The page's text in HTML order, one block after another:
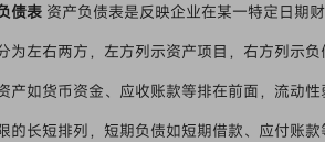
债表 资产负债表是反映企业在某一特定日期
为左右两方，左方列示资产项目，右方列示
产如货币资金、应收账款等排在前面，流动
的长短排列，短期负债如短期借款、应付账